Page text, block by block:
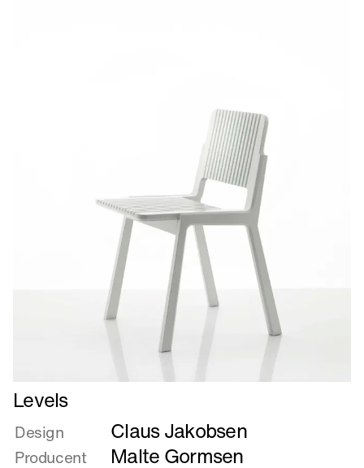
Læs
mere
om
Levels
Levels
Design Claus Jakobsen
Producent Malte Gormsen